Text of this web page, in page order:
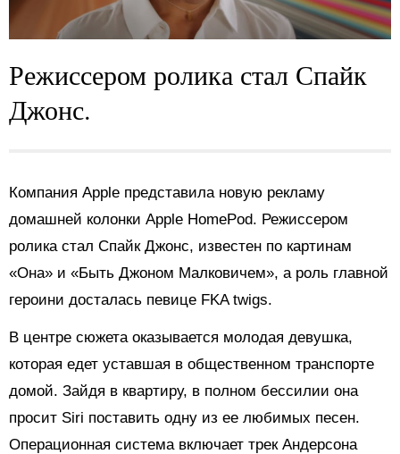
Режиссером ролика стал Спайк
Джонс.
Компания Apple представила новую рекламу
домашней колонки Apple HomePod. Режиссером
ролика стал Спайк Джонс, известен по картинам
«Она» и «Быть Джоном Малковичем», а роль главной
героини досталась певице FKA twigs.
В центре сюжета оказывается молодая девушка,
которая едет уставшая в общественном транспорте
домой. Зайдя в квартиру, в полном бессилии она
просит Siri поставить одну из ее любимых песен.
Операционная система включает трек Андерсона